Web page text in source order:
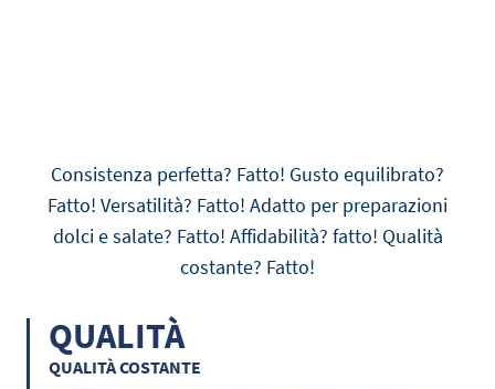
Consistenza perfetta? Fatto! Gusto equilibrato?
Fatto! Versatilità? Fatto! Adatto per preparazioni
dolci e salate? Fatto! Affidabilità? fatto! Qualità
costante? Fatto!
QUALITÀ
QUALITÀ COSTANTE